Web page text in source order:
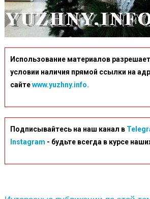
Использование материалов
условии наличия прямой ссылки на
сайтеwww.yuzhny.info.
Подписывайтесь на наш канал в
Instagram - будьте всегда в курсе